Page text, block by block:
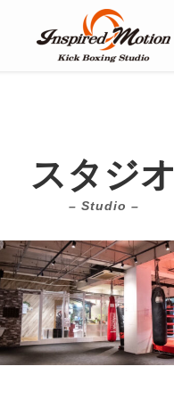
スタジオ
– Studio –